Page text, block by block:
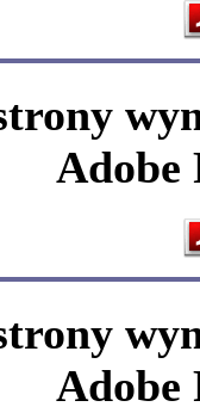
Adobe
Adobe